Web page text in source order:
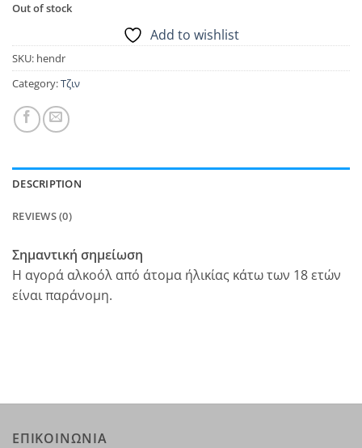
Out of stock
Add to wishlist
SKU: hendr
Category:Τζιν
DESCRIPTION
REVIEWS (0)
Σημαντική σημείωση
Η αγορά αλκοόλ από άτομα ήλικίας κάτω των 18 ετών
είναι παράνομη.
ΕΠΙΚΟΙΝΩΝΙΑ